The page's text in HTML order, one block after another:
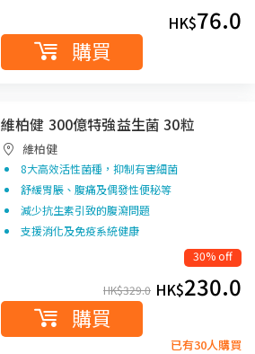
HK$76.0
購買
維柏健 300億特強益生菌 30粒
維柏健
8大高效活性菌種，抑制有害細菌
舒緩胃脹、腹痛及偶發性便秘等
減少抗生素引致的腹瀉問題
支援消化及免疫系統健康
30% off
HK$329.0 HK$230.0
購買
已有30人購買